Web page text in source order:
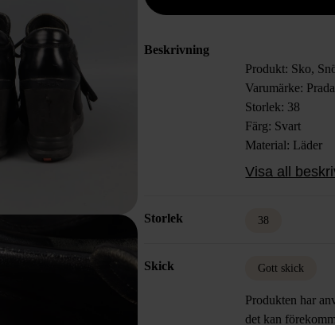
Beskrivning
Produkt: Sko,
Varumärke: Prada
Storlek: 38
Färg: Svart
Material: Läder
Skick: Använt
Visa all
Storlek 38
Skick Gott skick
Produkten har
det kan